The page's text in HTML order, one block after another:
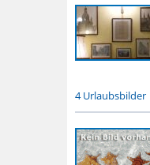
4 Urlaubsbilder